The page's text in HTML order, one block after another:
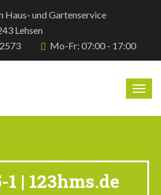
Haus- und Gartenservice
Lehsen
Mo-Fr: 07:00 - 17:00
| 123hms.de